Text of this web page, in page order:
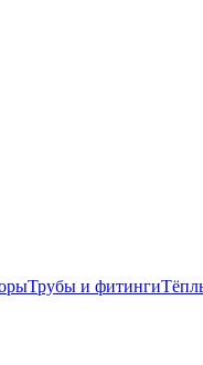
Трубы и фитинги